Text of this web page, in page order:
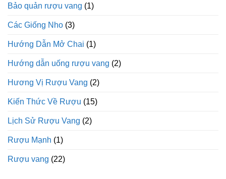
Bảo quản rượu vang (1)
Các Giống Nho (3)
Hướng Dẫn Mở Chai (1)
Hướng dẫn uống rượu vang (2)
Hương Vị Rượu Vang (2)
Kiến Thức Về Rượu (15)
Lịch Sử Rượu Vang (2)
Rượu Mạnh (1)
Rượu vang (22)